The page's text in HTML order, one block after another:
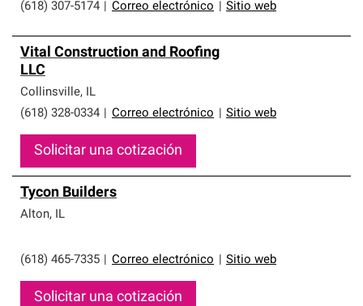
(618) 307-5174 Correo electrónico Sitio web
Vital Construction and Roofing
LLC
Collinsville, IL
(618) 328-0334
Correo electrónico Sitio web
Solicitar una cotización
Tycon Builders
Alton, IL
(618) 465-7335 Correo electrónico Sitio web
Solicitar una cotización